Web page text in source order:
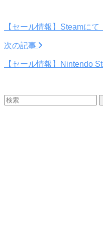
【セール情報】Steamに
次の記事
【セール情報】Nintendo